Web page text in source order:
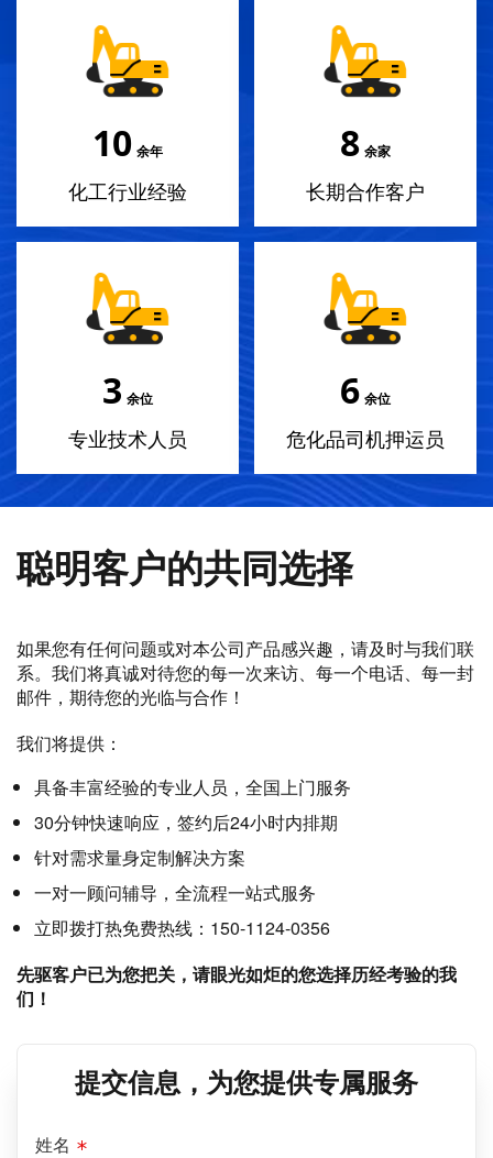
12 余年
化工行业经验
10 余家
长期合作客户
3 余位
专业技术人员
7 余位
危化品司机押运员
聪明客户的共同选择
如果您有任何问题或对本公司产品感兴趣，请及时与我们联
系。我们将真诚对待您的每一次来访、每一个电话、每一封
邮件，期待您的光临与合作！
我们将提供：
具备丰富经验的专业人员，全国上门服务
30分钟快速响应，签约后24小时内排期
针对需求量身定制解决方案
一对一顾问辅导，全流程一站式服务
立即拨打热免费热线：150-1124-0356
先驱客户已为您把关，请眼光如炬的您选择历经考验的我
们！
提交信息，为您提供专属服务
姓名